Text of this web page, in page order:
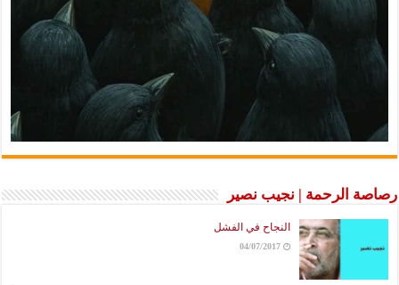
رصاصة الرحمة | نجيب نصير
النجاح في الفشل
04/07/2017